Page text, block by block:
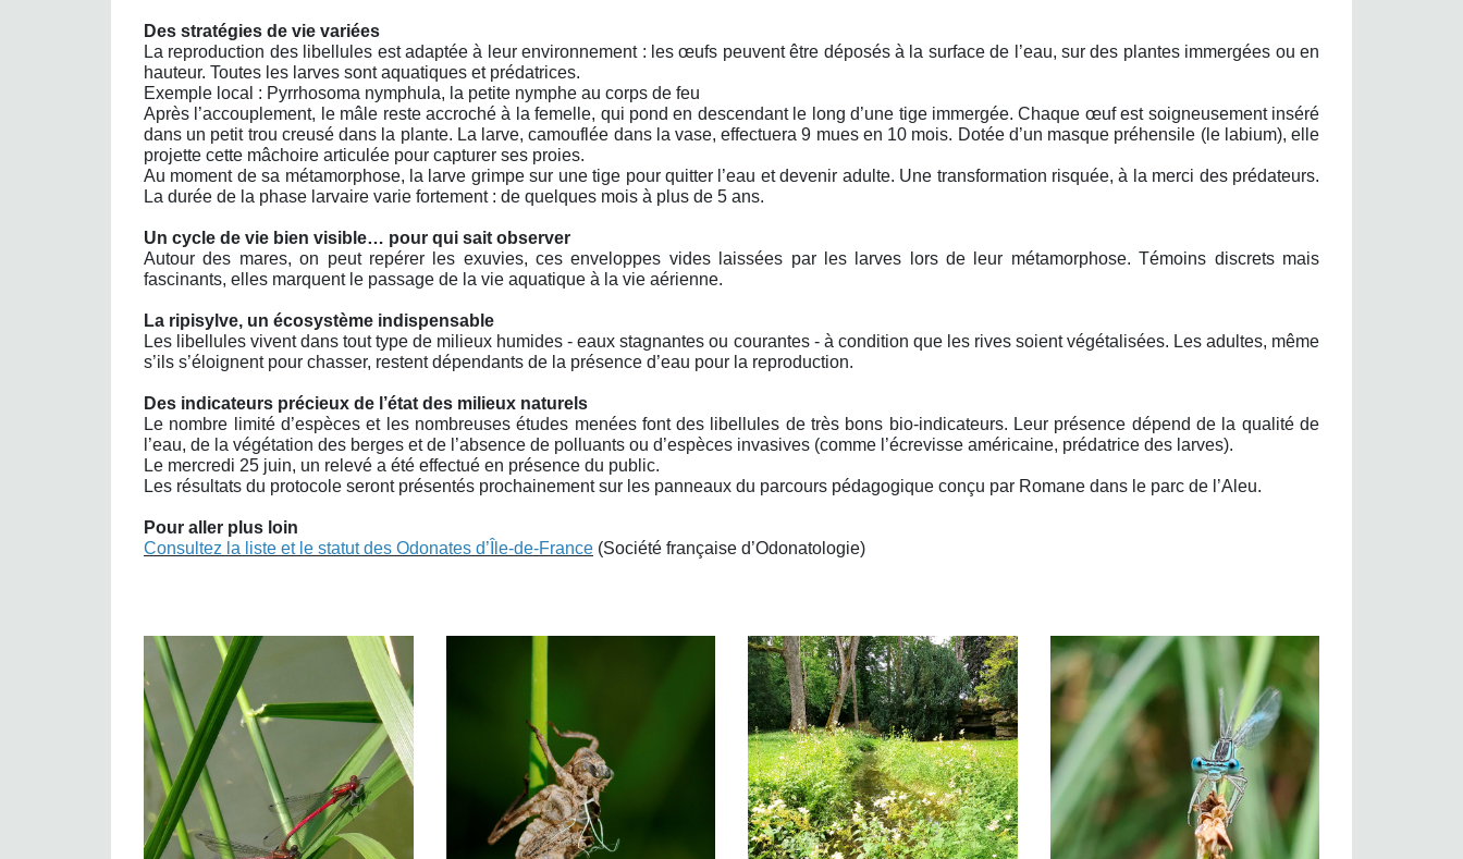
Des stratégies de vie variées
La reproduction des libellules est adaptée à leur environnement : les œufs peuvent être déposés à la surface de l’eau, sur des plantes immergées ou en
hauteur. Toutes les larves sont aquatiques et prédatrices.
Exemple local : Pyrrhosoma nymphula, la petite nymphe au corps de feu
Après l’accouplement, le mâle reste accroché à la femelle, qui pond en descendant le long d’une tige immergée. Chaque œuf est soigneusement inséré
dans un petit trou creusé dans la plante. La larve, camouflée dans la vase, effectuera 9 mues en 10 mois. Dotée d’un masque préhensile (le labium), elle
projette cette mâchoire articulée pour capturer ses proies.
Au moment de sa métamorphose, la larve grimpe sur une tige pour quitter l’eau et devenir adulte. Une transformation risquée, à la merci des prédateurs.
La durée de la phase larvaire varie fortement : de quelques mois à plus de 5 ans.
Un cycle de vie bien visible… pour qui sait observer
Autour des mares, on peut repérer les exuvies, ces enveloppes vides laissées par les larves lors de leur métamorphose. Témoins discrets mais
fascinants, elles marquent le passage de la vie aquatique à la vie aérienne.
La ripisylve, un écosystème indispensable
Les libellules vivent dans tout type de milieux humides - eaux stagnantes ou courantes - à condition que les rives soient végétalisées. Les adultes, même
s’ils s’éloignent pour chasser, restent dépendants de la présence d’eau pour la reproduction.
Des indicateurs précieux de l’état des milieux naturels
Le nombre limité d’espèces et les nombreuses études menées font des libellules de très bons bio-indicateurs. Leur présence dépend de la qualité de
l’eau, de la végétation des berges et de l’absence de polluants ou d’espèces invasives (comme l’écrevisse américaine, prédatrice des larves).
Le mercredi 25 juin, un relevé a été effectué en présence du public.
Les résultats du protocole seront présentés prochainement sur les panneaux du parcours pédagogique conçu par Romane dans le parc de l’Aleu.
Pour aller plus loin
Consultez la liste et le statut des Odonates d’Île-de-France (Société française d’Odonatologie)